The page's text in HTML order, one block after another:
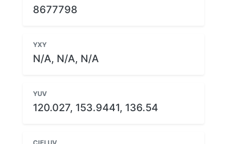
8677798
YXY
N/A, N/A, N/A
YUV
120.027, 153.9441, 136.54
CIELUV